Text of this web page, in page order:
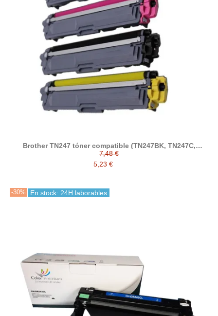
Brother TN247 tóner compatible (TN247BK, TN247C,
TN247M, TN247Y)
7,48 €
5,23 €
-30% En stock: 24H laborables